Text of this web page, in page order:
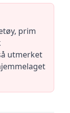
prim
utmerket